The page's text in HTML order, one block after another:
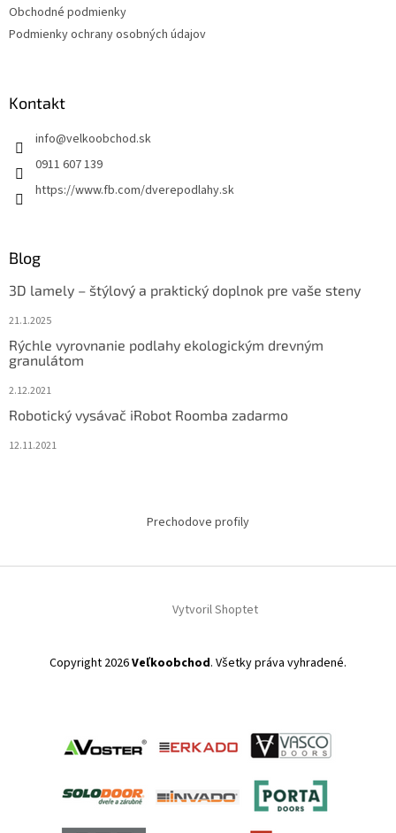
Obchodné podmienky
Podmienky ochrany osobných údajov
Kontakt
info@velkoobchod.sk
0911 607 139
https://www.fb.com/dverepodlahy.sk
Blog
3D lamely – štýlový a praktický doplnok pre vaše steny
21.1.2025
Rýchle vyrovnanie podlahy ekologickým drevným
granulátom
2.12.2021
Robotický vysávač iRobot Roomba zadarmo
12.11.2021
Prechodove profily
Vytvoril Shoptet
Copyright 2026Veľkoobchod. Všetky práva vyhradené.